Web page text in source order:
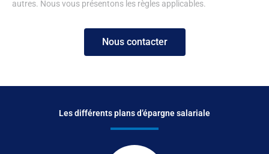
autres. Nous vous présentons les règles applicables.
Nous contacter
Les différents plans d’épargne salariale